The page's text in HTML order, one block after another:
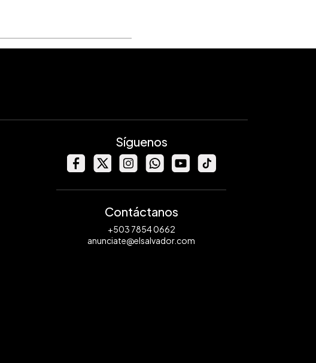
Síguenos
Contáctanos
+503 7854 0662
anunciate@elsalvador.com